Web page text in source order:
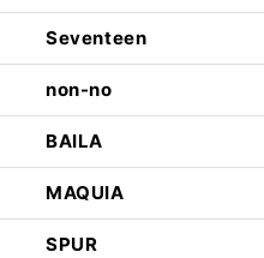
Seventeen
non-no
BAILA
MAQUIA
SPUR